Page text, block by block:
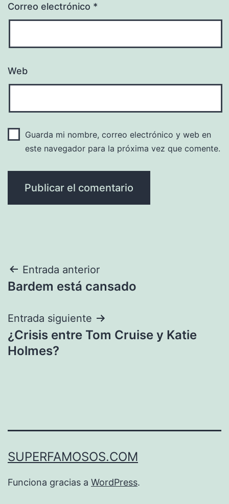
Correo electrónico *
Web
Guarda mi nombre, correo electrónico y web en
este navegador para la próxima vez que comente.
Navegación
de
entradas
Entrada anterior
Bardem está cansado
Entrada siguiente
¿Crisis entre Tom Cruise y Katie
Holmes?
SUPERFAMOSOS.COM
Funciona gracias a WordPress.